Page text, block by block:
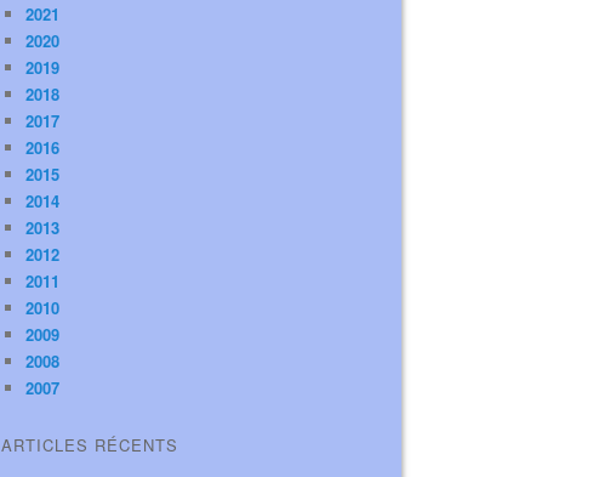
2021
2020
2019
2018
2017
2016
2015
2014
2013
2012
2011
2010
2009
2008
2007
ARTICLES RÉCENTS